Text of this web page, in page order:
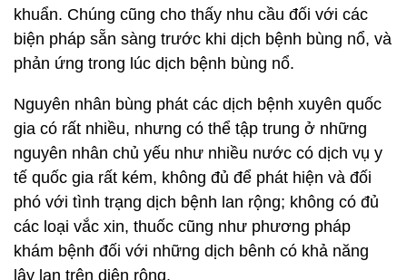
khuẩn. Chúng cũng cho thấy nhu cầu đối với các
biện pháp sẵn sàng trước khi dịch bệnh bùng nổ, và
phản ứng trong lúc dịch bệnh bùng nổ.
Nguyên nhân bùng phát các dịch bệnh xuyên quốc
gia có rất nhiều, nhưng có thể tập trung ở những
nguyên nhân chủ yếu như nhiều nước có dịch vụ y
tế quốc gia rất kém, không đủ để phát hiện và đối
phó với tình trạng dịch bệnh lan rộng; không có đủ
các loại vắc xin, thuốc cũng như phương pháp
khám bệnh đối với những dịch bênh có khả năng
lây lan trên diện rộng.